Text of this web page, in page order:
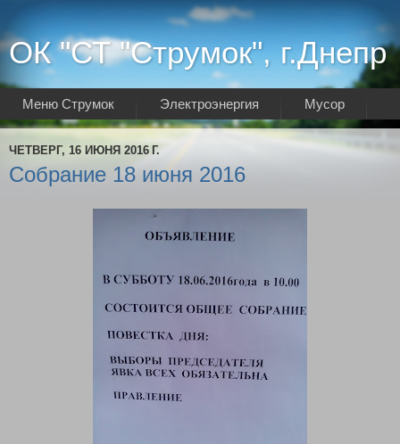
ОК "СТ "Струмок", г.Днепр
Меню Струмок Электроэнергия Мусор
Интернет
ЧЕТВЕРГ, 16 ИЮНЯ 2016 Г.
Собрание 18 июня 2016